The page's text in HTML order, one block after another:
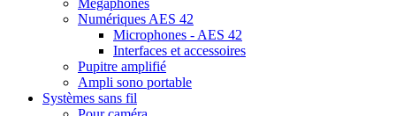
Mégaphones
Numériques AES 42
Microphones - AES 42
Interfaces et accessoires
Pupitre amplifié
Ampli sono portable
Systèmes sans fil